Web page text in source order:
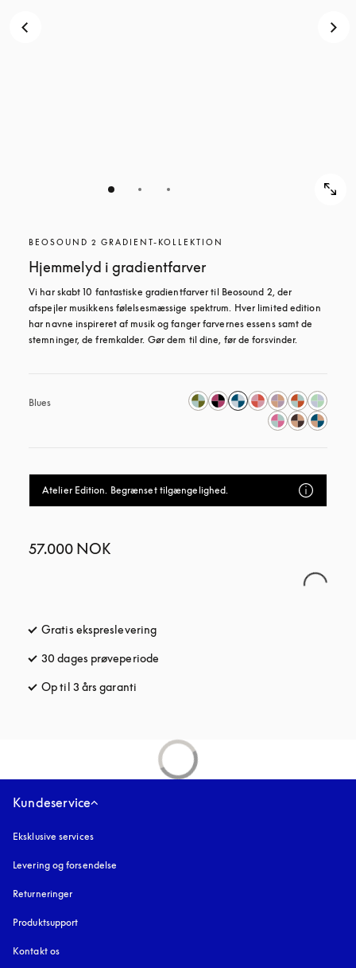
BEOSOUND 2 GRADIENT-KOLLEKTION
Hjemmelyd i gradientfarver
Vi har skabt 10 fantastiske gradientfarver til Beosound 2, der
afspejler musikkens følelsesmæssige spektrum. Hver limited edition
har navne inspireret af musik og fanger farvernes essens samt de
stemninger, de fremkalder. Gør dem til dine, før de forsvinder.
Blues
Atelier Edition. Begrænset tilgængelighed.
57.000 NOK
Gratis ekspreslevering
30 dages prøveperiode
Op til 3 års garanti
Kundeservice
Eksklusive services
Levering og forsendelse
Returneringer
Produktsupport
Kontakt os